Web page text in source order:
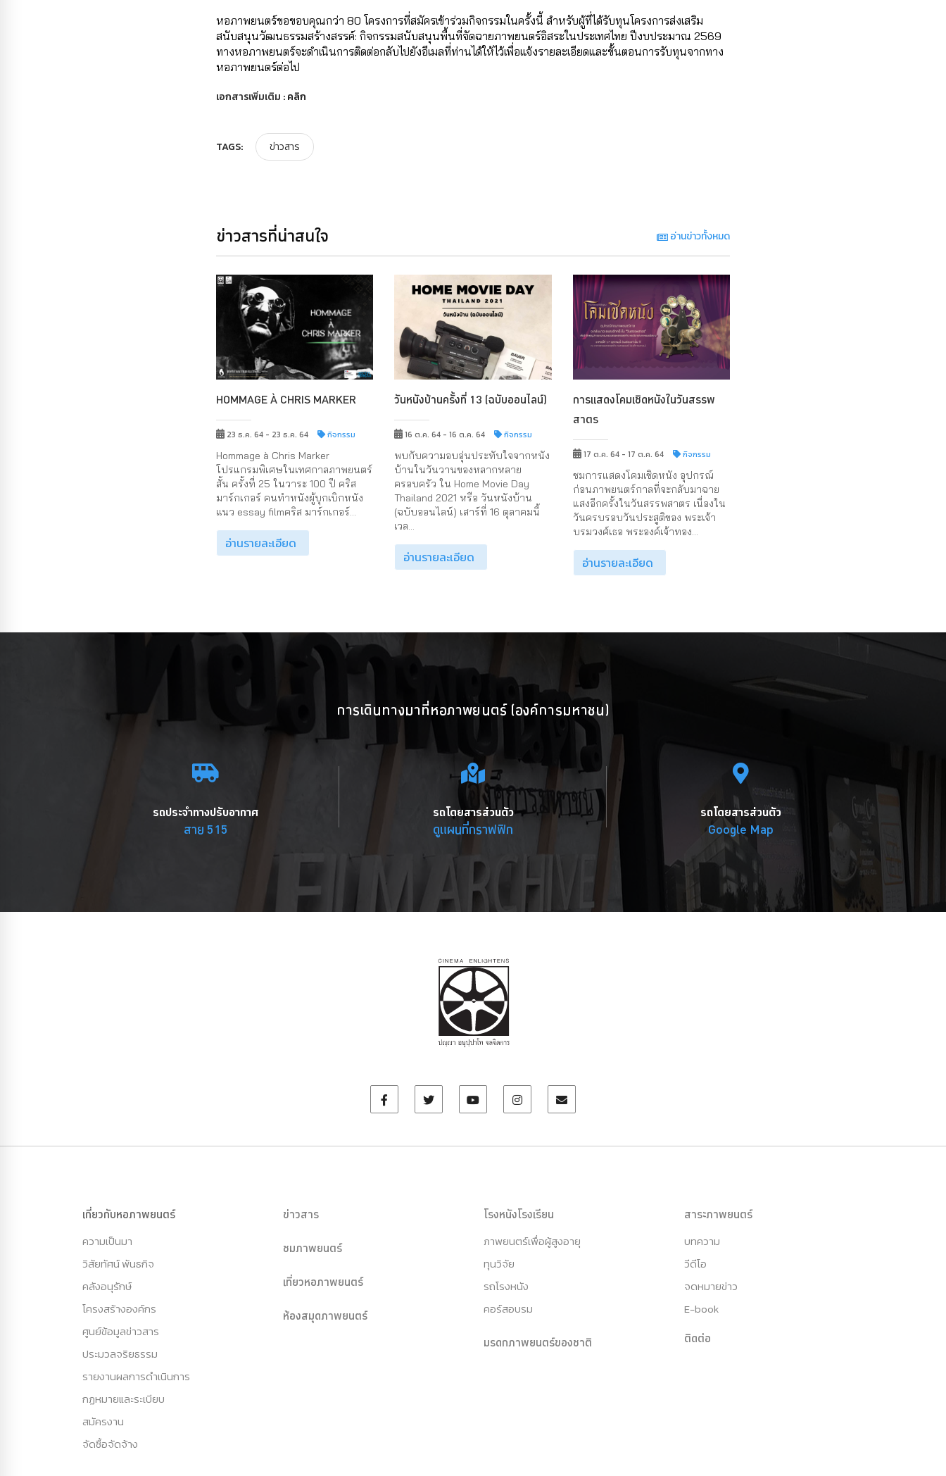
หอภาพยนตร์ขอขอบคุณกว่า 80 โครงการที่สมัครเข้าร่วมกิจกรรมในครั้งนี้ สำหรับผู้ที่ได้รับทุนโครงการส่งเสริม
สนับสนุนวัฒนธรรมสร้างสรรค์: กิจกรรมสนับสนุนพื้นที่จัดฉายภาพยนตร์อิสระในประเทศไทย ปีงบประมาณ 2569
ทางหอภาพยนตร์จะดำเนินการติดต่อกลับไปยังอีเมลที่ท่านได้ให้ไว้เพื่อแจ้งรายละเอียดและขั้นตอนการรับทุนจากทาง
หอภาพยนตร์ต่อไป
เอกสารเพิ่มเติม :คลิก
TAGS: ข่าวสาร
ข่าวสารที่น่าสนใจ อ่านข่าวทั้งหมด
HOMMAGE À CHRIS MARKER
23 ธ.ค. 64 - 23 ธ.ค. 64 กิจกรรม
Hommage à Chris Marker
โปรแกรมพิเศษในเทศกาลภาพยนตร์
สั้น ครั้งที่ 25 ในวาระ 100 ปี คริส
มาร์กเกอร์ คนทำหนังผู้บุกเบิกหนัง
แนว essay filmคริส มาร์กเกอร์...
อ่านรายละเอียด
วันหนังบ้านครั้งที่ 13 (ฉบับออนไลน์)
16 ต.ค. 64 - 16 ต.ค. 64 กิจกรรม
พบกับความอบอุ่นประทับใจจากหนัง
บ้านในวันวานของหลากหลาย
ครอบครัว ใน Home Movie Day
Thailand 2021 หรือ วันหนังบ้าน
(ฉบับออนไลน์) เสาร์ที่ 16 ตุลาคมนี้
เวล...
อ่านรายละเอียด
การแสดงโคมเชิดหนังในวันสรรพ
สาตร
17 ต.ค. 64 - 17 ต.ค. 64 กิจกรรม
ชมการแสดงโคมเชิดหนัง อุปกรณ์
ก่อนภาพยนตร์กาลที่จะกลับมาฉาย
แสงอีกครั้งในวันสรรพสาตร เนื่องใน
วันครบรอบวันประสูติของ พระเจ้า
บรมวงศ์เธอ พระองค์เจ้าทอง...
อ่านรายละเอียด
การเดินทางมาที่หอภาพยนตร์ (องค์การมหาชน)
รถประจำทางปรับอากาศ
สาย 515
รถโดยสารส่วนตัว
ดูแผนที่กราฟฟิก
รถโดยสารส่วนตัว
Google Map
เกี่ยวกับหอภาพยนตร์
ความเป็นมา
วิสัยทัศน์ พันธกิจ
คลังอนุรักษ์
โครงสร้างองค์กร
ศูนย์ข้อมูลข่าวสาร
ประมวลจริยธรรม
รายงานผลการดำเนินการ
กฏหมายและระเบียบ
สมัครงาน
จัดซื้อจัดจ้าง
ข่าวสาร
ชมภาพยนตร์
เที่ยวหอภาพยนตร์
ห้องสมุดภาพยนตร์
โรงหนังโรงเรียน
ภาพยนตร์เพื่อผู้สูงอายุ
ทุนวิจัย
รถโรงหนัง
คอร์สอบรม
มรดกภาพยนตร์ของชาติ
สาระภาพยนตร์
บทความ
วีดีโอ
จดหมายข่าว
E-book
ติดต่อ